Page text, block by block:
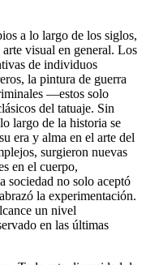
a lo largo de los siglos,
visual en general. Los
de individuos
la pintura de guerra
—estos solo
del tatuaje. Sin
largo de la historia se
era y alma en el arte del
surgieron nuevas
en el cuerpo,
sociedad no solo aceptó
la experimentación.
un nivel
en las últimas